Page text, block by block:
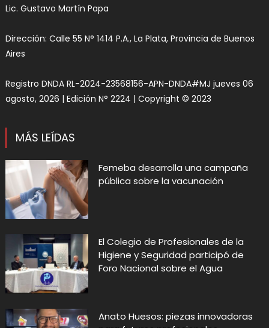
Lic. Gustavo Martín Papa
Dirección: Calle 55 N° 1414 P.A., La Plata, Provincia de Buenos
Aires
Registro DNDA RL-2024-23568156-APN-DNDA#MJ jueves 06
agosto, 2026 | Edición N° 2224 | Copyright © 2023
MÁS LEÍDAS
Femeba desarrolla una campaña
pública sobre la vacunación
El Colegio de Profesionales de la
Higiene y Seguridad participó de
Foro Nacional sobre el Agua
Anato Huesos: piezas innovadoras